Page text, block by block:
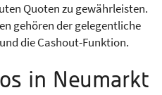
Quoten zu gewährleisten.
gehören der gelegentliche
die Cashout-Funktion.
in Neumarkt